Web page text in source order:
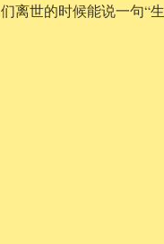
们离世的时候能说一句“